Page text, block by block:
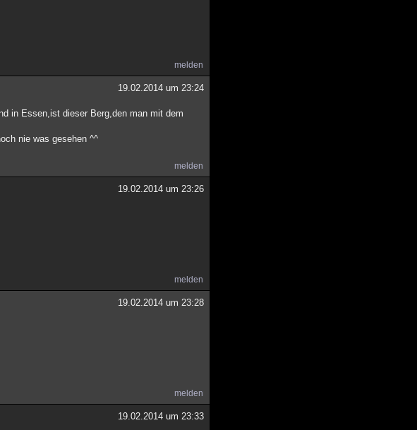
melden
19.02.2014 um 23:24
in Essen,ist dieser Berg,den man mit dem
nie was gesehen ^^
melden
19.02.2014 um 23:26
melden
19.02.2014 um 23:28
melden
19.02.2014 um 23:33